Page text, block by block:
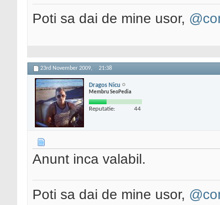
Poti sa dai de mine usor,
23rd November 2009, 21:38
Dragos Nicu
Membru SeoPedia
Reputatie: 44
Anunt inca valabil.
Poti sa dai de mine usor,